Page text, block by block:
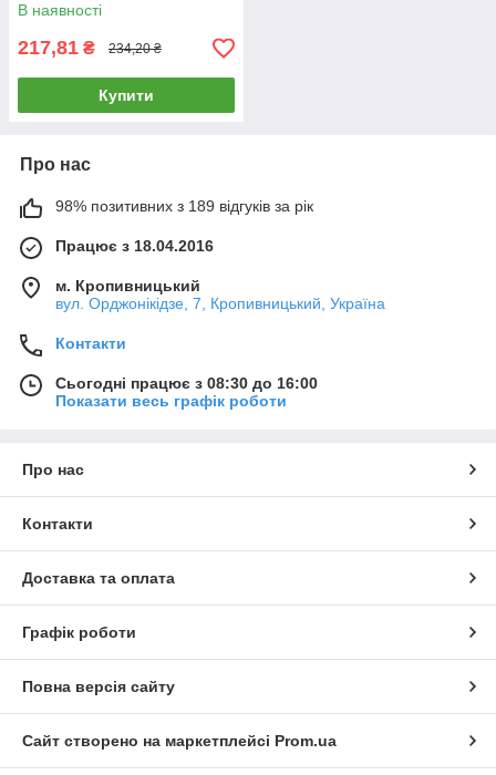
В наявності
217,81 ₴ 234,20 ₴
Купити
Про нас
98% позитивних з 189 відгуків за рік
Працює з 18.04.2016
м. Кропивницький
вул. Орджонікідзе, 7, Кропивницький, Україна
Контакти
Сьогодні працює з 08:30 до 16:00
Показати весь графік роботи
Про нас
Контакти
Доставка та оплата
Графік роботи
Повна версія сайту
Сайт створено на маркетплейсі Prom.ua